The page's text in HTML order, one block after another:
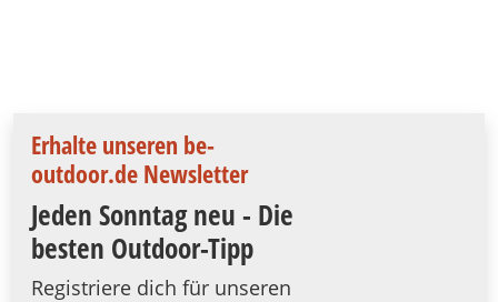
Erhalte unseren be-
outdoor.de Newsletter
Jeden Sonntag neu - Die
besten Outdoor-Tipp
Registriere dich für unseren